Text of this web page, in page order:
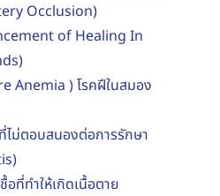
Occlusion)
of Healing In
Anemia ) โรคฝีในสมอง
ไม่ตอบสนองต่อการรักษา
อที่ทำให้เกิดเนื้อตาย